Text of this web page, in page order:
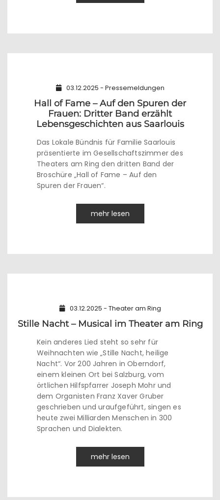
03.12.2025 - Pressemeldungen
Hall of Fame – Auf den Spuren der
Frauen: Dritter Band erzählt
Lebensgeschichten aus Saarlouis
Das Lokale Bündnis für Familie Saarlouis
präsentierte im Gesellschaftszimmer des
Theaters am Ring den dritten Band der
Broschüre „Hall of Fame – Auf den
Spuren der Frauen“.
mehr lesen
03.12.2025 - Theater am Ring
Stille Nacht – Musical im Theater am Ring
Kein anderes Lied steht so sehr für
Weihnachten wie „Stille Nacht, heilige
Nacht“. Vor 200 Jahren in Oberndorf,
einem kleinen Ort bei Salzburg, vom
örtlichen Hilfspfarrer Joseph Mohr und
dem Organisten Franz Xaver Gruber
geschrieben und uraufgeführt, singen es
heute zwei Milliarden Menschen in 300
Sprachen und Dialekten.
mehr lesen